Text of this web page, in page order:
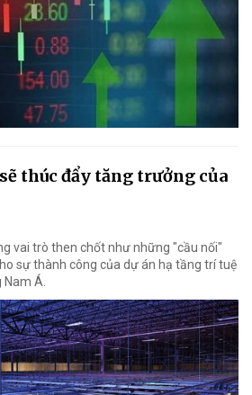
thúc đẩy tăng trưởng của
vai trò then chốt như những "cầu nối"
sự thành công của dự án hạ tầng trí tuệ
Á.